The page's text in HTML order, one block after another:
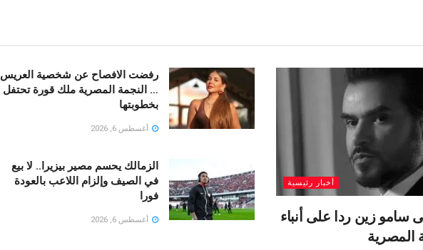
أخبار رئيسية
سامو زين ردا على أنباء
المصرية
رفضت الافصاح عن شخصية العريس
… النجمة المصرية ملك قورة تحتفل
بخطوبتها
أغسطس 6, 2026
الزمالك يحسم مصير بيزيرا.. لا بيع
في الصيف وإلزام اللاعب بالعودة
فورا
أغسطس 6, 2026